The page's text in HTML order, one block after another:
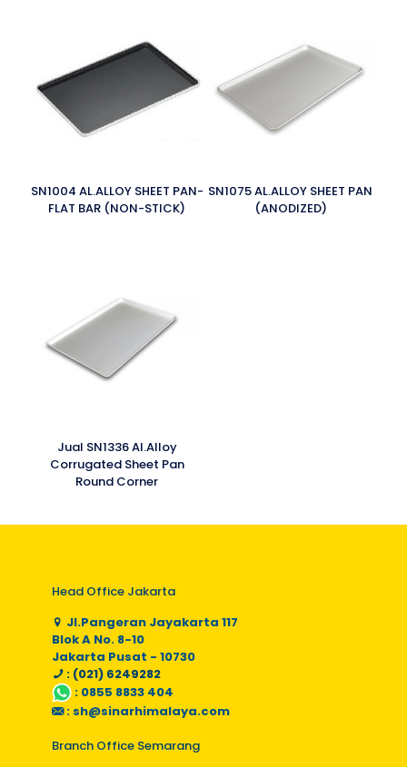
SN1004 AL.ALLOY SHEET PAN-
FLAT BAR (NON-STICK)
SN1075 AL.ALLOY SHEET PAN
(ANODIZED)
Jual SN1336 Al.Alloy
Corrugated Sheet Pan
Round Corner
Head Office Jakarta
Jl.Pangeran Jayakarta 117
Blok A No. 8-10
Jakarta Pusat - 10730
: (021) 6249282
: 0855 8833 404
: sh@sinarhimalaya.com
Branch Office Semarang